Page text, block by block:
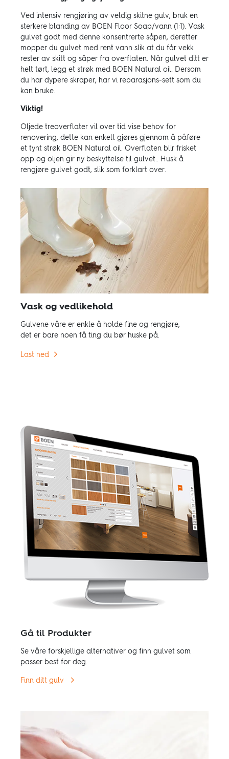
Ved intensiv rengjøring av veldig skitne gulv, bruk en
sterkere blanding av BOEN Floor Soap/vann (1:1). Vask
gulvet godt med denne konsentrerte såpen, deretter
mopper du gulvet med rent vann slik at du får vekk
rester av skitt og såper fra overflaten. Når gulvet ditt er
helt tørt, legg et strøk med BOEN Natural oil. Dersom
du har dypere skraper, har vi reparasjons-sett som du
kan bruke.
Viktig!
Oljede treoverflater vil over tid vise behov for
renovering, dette kan enkelt gjøres gjennom å påføre
et tynt strøk BOEN Natural oil. Overflaten blir frisket
opp og oljen gir ny beskyttelse til gulvet.. Husk å
rengjøre gulvet godt, slik som forklart over.
Vask og vedlikehold
Gulvene våre er enkle å holde fine og rengjøre,
det er bare noen få ting du bør huske på.
Last ned
Gå til Produkter
Se våre forskjellige alternativer og finn gulvet som
passer best for deg.
Finn ditt gulv